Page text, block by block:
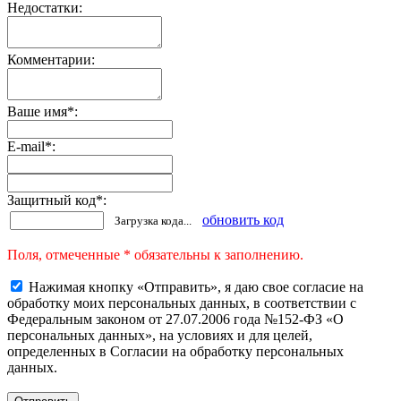
Недостатки:
Комментарии:
Ваше имя*:
E-mail*:
Защитный код*:
Загрузка кода... обновить код
Поля, отмеченные * обязательны к заполнению.
Нажимая кнопку «Отправить», я даю свое согласие на
обработку моих персональных данных, в соответствии с
Федеральным законом от 27.07.2006 года №152-ФЗ «О
персональных данных», на условиях и для целей,
определенных в Согласии на обработку персональных
данных.